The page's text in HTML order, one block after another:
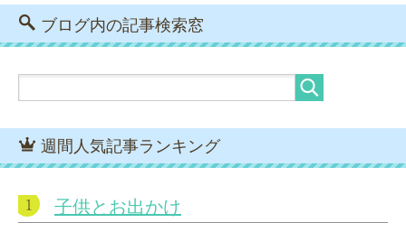
ブログ内の記事検索窓
週間人気記事ランキング
子供とお出かけ